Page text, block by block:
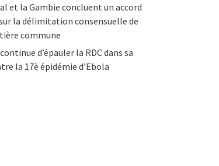
et la Gambie concluent un accord
la délimitation consensuelle de
commune
d’épauler la RDC dans sa
la 17è épidémie d’Ebola